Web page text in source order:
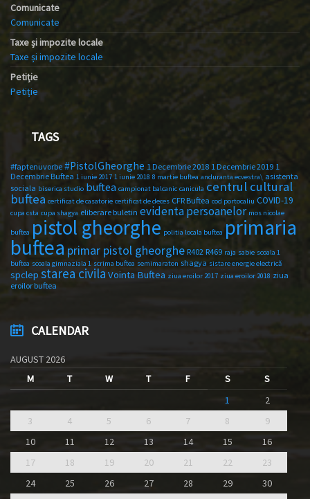
Comunicate
Comunicate
Taxe și impozite locale
Taxe și impozite locale
Petiție
Petiție
TAGS
#faptenuvorbe #PistolGheorghe 1 Decembrie 2018 1 Decembrie 2019 1
Decembrie Buftea 1 iunie 2017 1 iunie 2018 8 martie buftea anduranta ecvestra\ asistenta
sociala biserica studio buftea campionat balcanic canicula centrul cultural
buftea certificat de casatorie certificat de deces CFR Buftea cod portocaliu COVID-19
cupa csta cupa shagya eliberare buletin evidenta persoanelor mos nicolae
buftea pistol gheorghe politia locala buftea primaria
buftea primar pistol gheorghe R402 R469 raja sabie scoala 1
buftea scoala gimnaziala 1 scrima buftea semimaraton shagya sistare energie electrică
spclep starea civila Vointa Buftea ziua eroilor 2017 ziua eroilor 2018 ziua
eroilor buftea
CALENDAR
AUGUST 2026
M
T W T F S
S
1
2
3
4 5 6 7 8
9
10
11 12 13 14 15
16
17
18 19 20 21 22
23
24
25 26 27 28 29
30